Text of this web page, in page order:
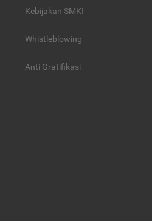
Kebijakan SMKI
Whistleblowing
Anti Gratifikasi